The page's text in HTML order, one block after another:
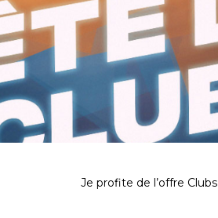
Je profite de l’offre Clubs